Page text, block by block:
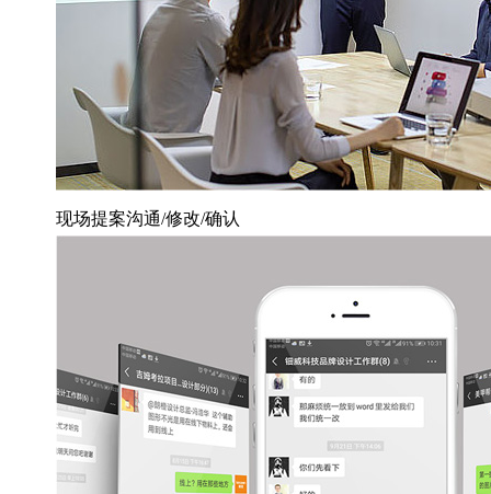
现场提案沟通/修改/确认